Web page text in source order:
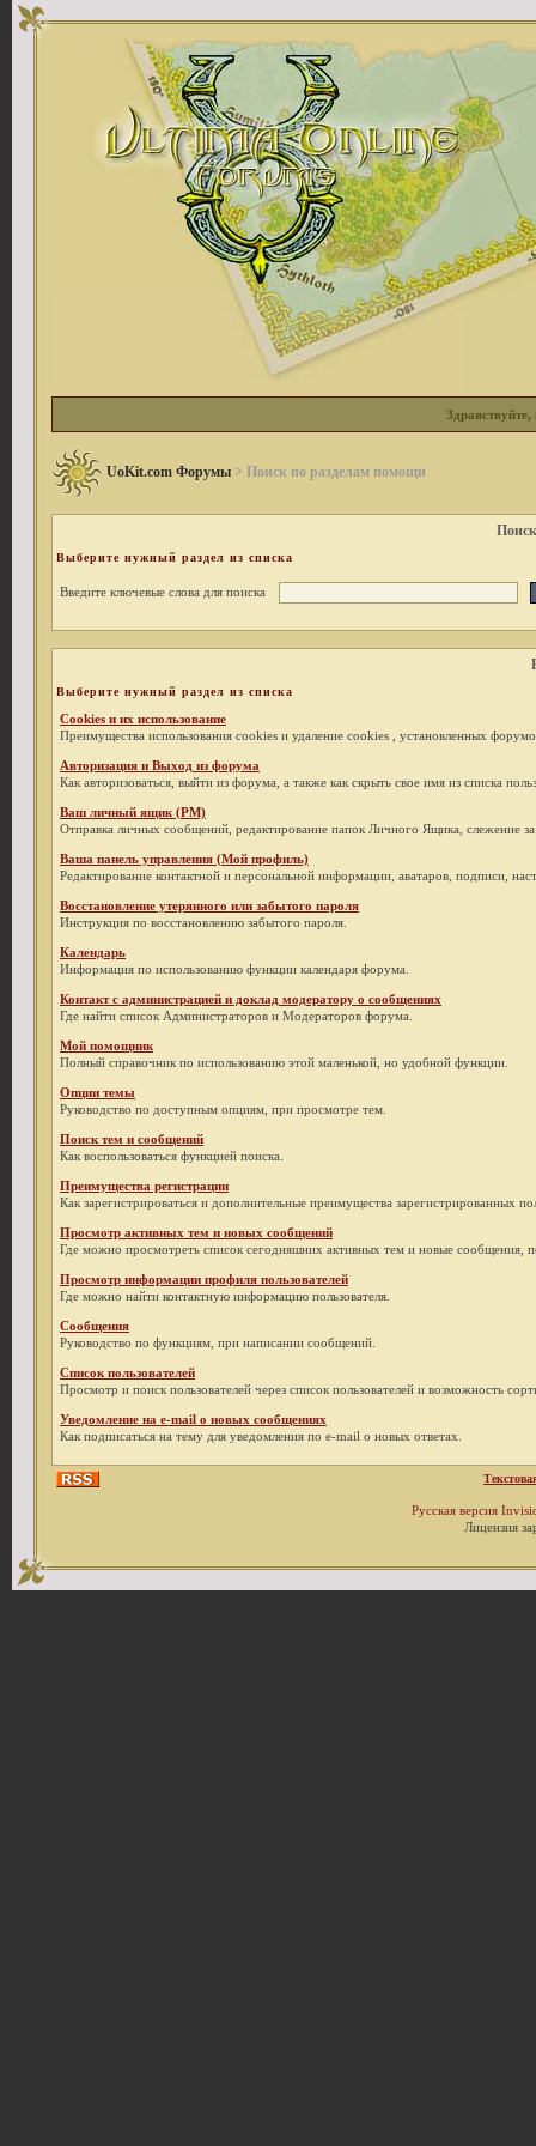
Здравствуйте,
UoKit.com Форумы > Поиск по разделам помощи
Выберите нужный раздел из списка
Введите ключевые слова для поиска
Выберите нужный раздел из списка
Cookies и их использование
Преимущества использования cookies и удаление cookies , установленных
Авторизация и Выход из форума
Как авторизоваться, выйти из форума, а также как скрыть свое имя из списка
Ваш личный ящик (PM)
Отправка личных сообщений, редактирование папок Личного Ящика, слежение
Ваша панель управления (Мой профиль)
Редактирование контактной и персональной информации, аватаров, подписи,
Восстановление утерянного или забытого пароля
Инструкция по восстановлению забытого пароля.
Календарь
Информация по использованию функции календаря форума.
Контакт с администрацией и доклад модератору о сообщениях
Где найти список Администраторов и Модераторов форума.
Мой помощник
Полный справочник по использованию этой маленькой, но удобной функции.
Опции темы
Руководство по доступным опциям, при просмотре тем.
Поиск тем и сообщений
Как воспользоваться функцией поиска.
Преимущества регистрации
Как зарегистрироваться и дополнительные преимущества зарегистрированных
Просмотр активных тем и новых сообщений
Где можно просмотреть список сегодняшних активных тем и новые сообщения,
Просмотр информации профиля пользователей
Где можно найти контактную информацию пользователя.
Сообщения
Руководство по функциям, при написании сообщений.
Список пользователей
Просмотр и поиск пользователей через список пользователей и возможность
Уведомление на e-mail о новых сообщениях
Как подписаться на тему для уведомления по e-mail о новых ответах.
Русская версия
Лицензия